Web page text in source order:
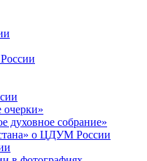
очерки»
духовное собрание»
о ЦДУМ России